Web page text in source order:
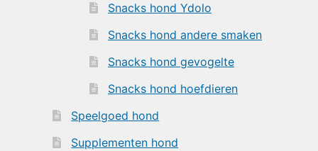
Snacks hond Ydolo
Snacks hond andere smaken
Snacks hond gevogelte
Snacks hond hoefdieren
Speelgoed hond
Supplementen hond